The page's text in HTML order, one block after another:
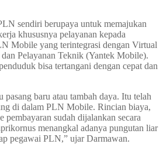
sendiri berupaya untuk memajukan
khususnya pelayanan kepada
Mobile yang terintegrasi dengan Virtual
Pelayanan Teknik (Yantek Mobile).
bisa tertangani dengan cepat dan
baru atau tambah daya. Itu telah
di dalam PLN Mobile. Rincian biaya,
pembayaran sudah dijalankan secara
menangkal adanya pungutan liar
pegawai PLN,” ujar Darmawan.